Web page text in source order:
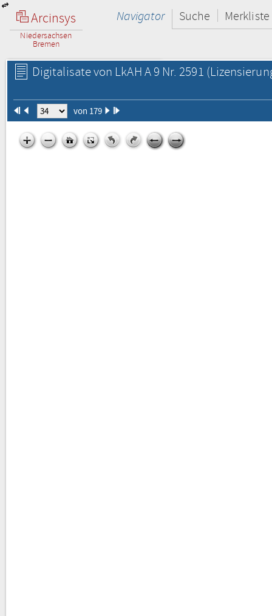
Arcinsys
Niedersachsen
Bremen
Navigator Suche Merkliste
Digitalisate von LkAH A 9 Nr. 2591
von 179